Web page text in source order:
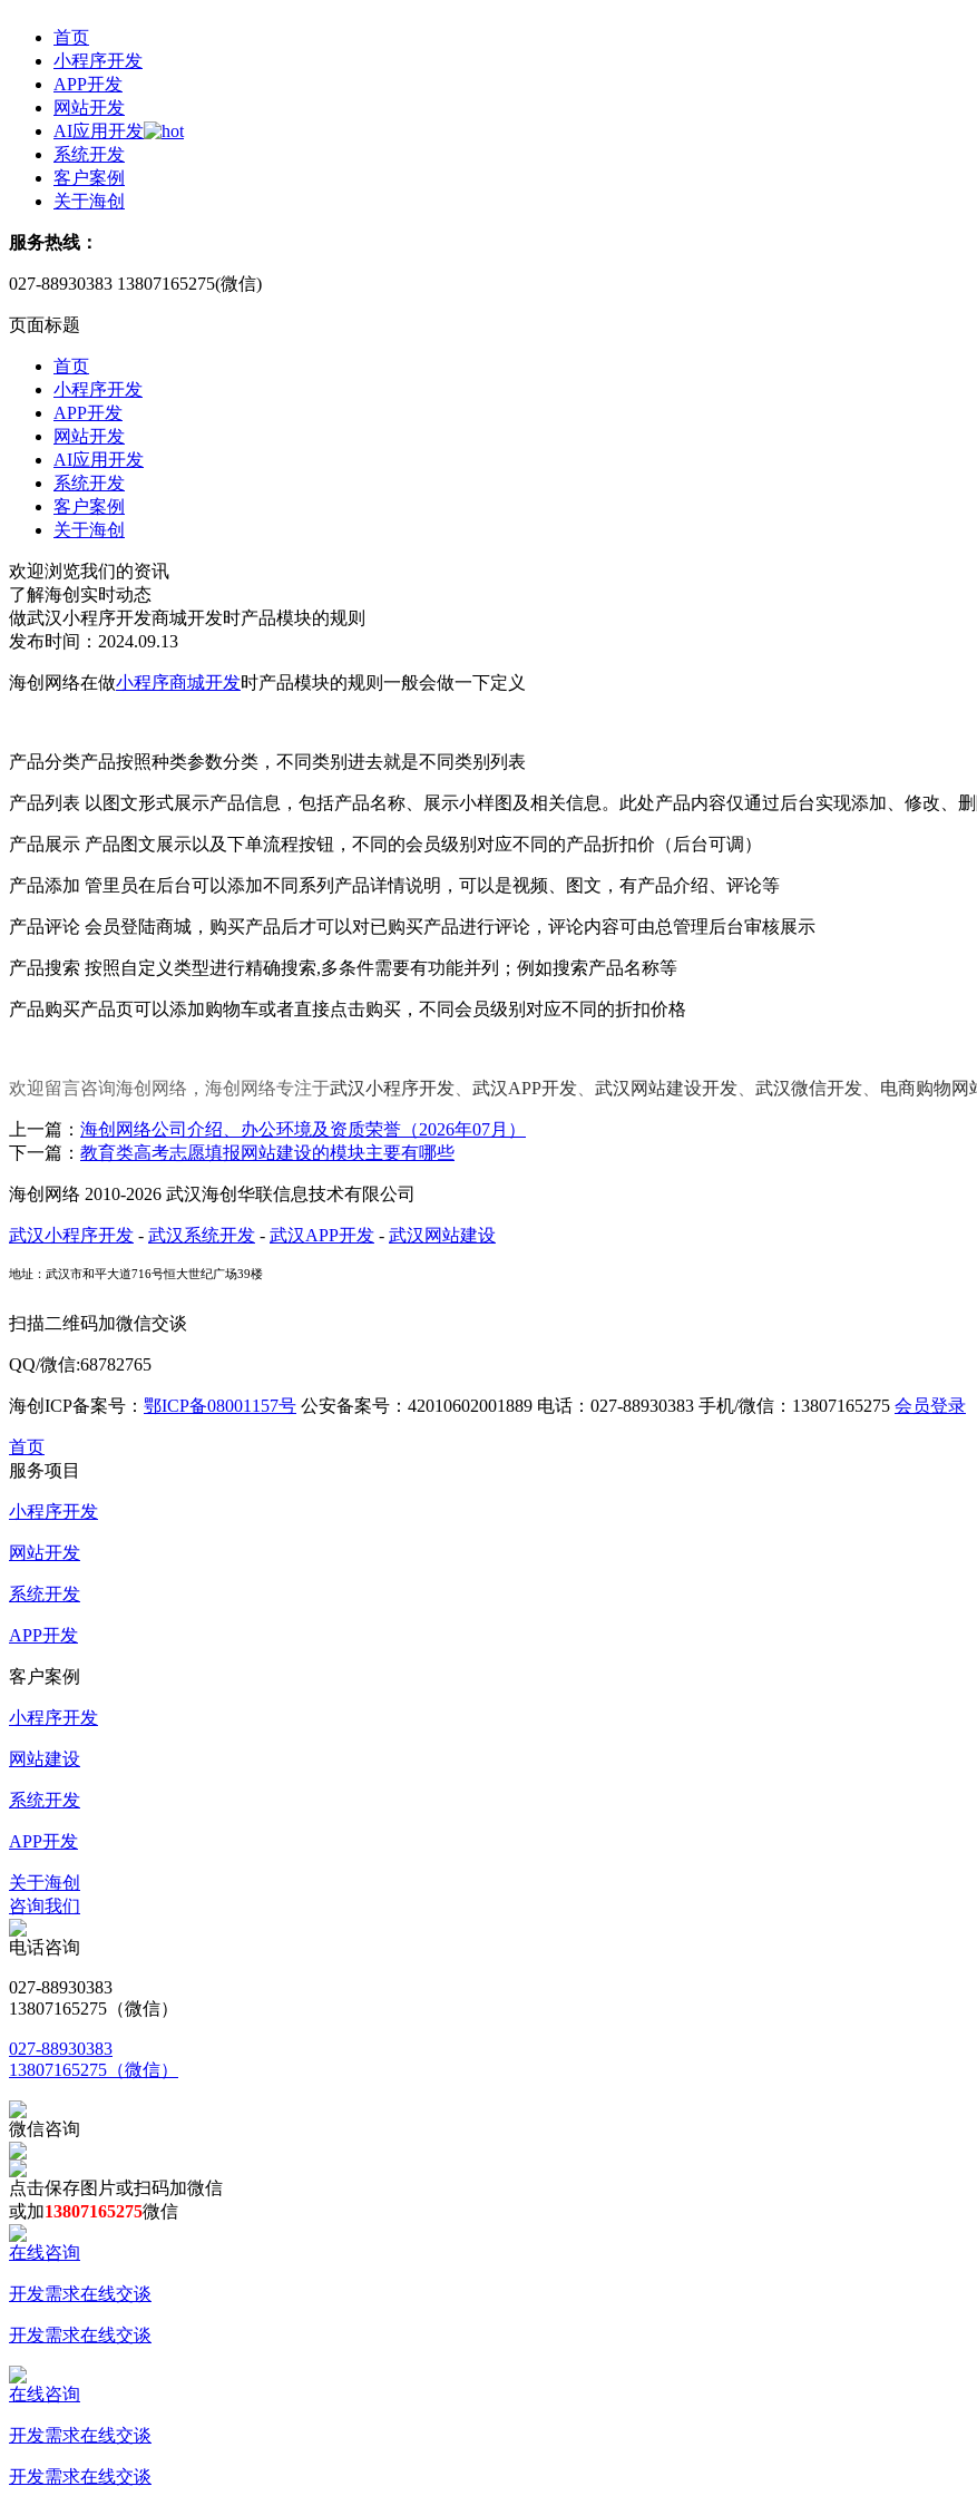
首页
小程序开发
APP开发
网站开发
AI应用开发
系统开发
客户案例
关于海创
服务热线：
027-88930383 13807165275(微信)
页面标题
首页
小程序开发
APP开发
网站开发
AI应用开发
系统开发
客户案例
关于海创
欢迎浏览我们的资讯
了解海创实时动态
做武汉小程序开发商城开发时产品模块的规则
发布时间：2024.09.13
海创网络在做小程序商城开发时产品模块的规则一般会做一下定义
产品分类产品按照种类参数分类，不同类别进去就是不同类别列表
产品列表 以图文形式展示产品信息，包括产品名称、展示小样图及相关信息。此处产品内容仅通过后台实现添加、修改、删
产品展示 产品图文展示以及下单流程按钮，不同的会员级别对应不同的产品折扣价（后台可调）
产品添加 管里员在后台可以添加不同系列产品详情说明，可以是视频、图文，有产品介绍、评论等
产品评论 会员登陆商城，购买产品后才可以对已购买产品进行评论，评论内容可由总管理后台审核展示
产品搜索 按照自定义类型进行精确搜索,多条件需要有功能并列；例如搜索产品名称等
产品购买产品页可以添加购物车或者直接点击购买，不同会员级别对应不同的折扣价格
欢迎留言咨询海创网络，海创网络专注于武汉小程序开发 武汉APP开发 武汉网站建设开发 武汉微信开发 电商购物网
上一篇： 海创网络公司介绍、办公环境及资质荣誉（2026年07月）
下一篇： 教育类高考志愿填报网站建设的模块主要有哪些
海创网络 2010-2026 武汉海创华联信息技术有限公司
武汉小程序开发 - 武汉系统开发 - 武汉APP开发 - 武汉网站建设
地址：武汉市和平大道716号恒大世纪广场39楼
扫描二维码加微信交谈
QQ/微信:68782765
海创ICP备案号： 鄂ICP备08001157号 公安备案号：42010602001889 电话：027-88930383 手机/微信：13807165275 会员登录
首页
服务项目
小程序开发
网站开发
系统开发
APP开发
客户案例
小程序开发
网站建设
系统开发
APP开发
关于海创
咨询我们
电话咨询
027-88930383
13807165275（微信）
027-88930383
13807165275（微信）
微信咨询
点击保存图片或扫码加微信
或加13807165275微信
在线咨询
开发需求在线交谈
开发需求在线交谈
在线咨询
开发需求在线交谈
开发需求在线交谈